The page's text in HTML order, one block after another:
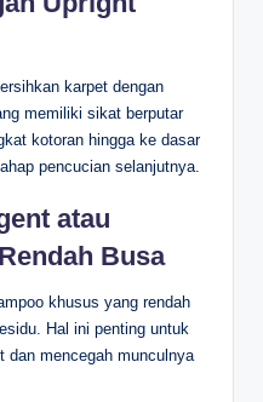
karpet dengan
memiliki sikat berputar
kotoran hingga ke dasar
pencucian selanjutnya.
atau
Busa
khusus yang rendah
Hal ini penting untuk
dan mencegah munculnya